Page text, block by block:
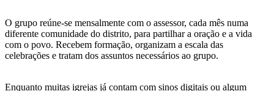
O grupo reúne-se mensalmente com o assessor, cada mês numa
diferente comunidade do distrito, para partilhar a oração e a vida
com o povo. Recebem formação, organizam a escala das
celebrações e tratam dos assuntos necessários ao grupo.
Enquanto muitas igrejas já contam com sinos digitais ou algum